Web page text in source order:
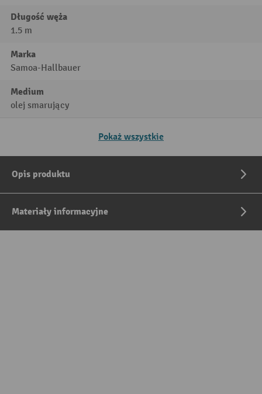
Długość węża
1.5 m
Marka
Samoa-Hallbauer
Medium
olej smarujący
Pokaż wszystkie
Opis produktu
Materiały informacyjne